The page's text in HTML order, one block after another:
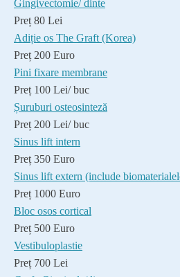
Gingivectomie/ dinte
Preț 80 Lei
Adiție os The Graft (Korea)
Preț 200 Euro
Pini fixare membrane
Preț 100 Lei/ buc
Șuruburi osteosinteză
Preț 200 Lei/ buc
Sinus lift intern
Preț 350 Euro
Sinus lift extern (include
Preț 1000 Euro
Bloc osos cortical
Preț 500 Euro
Vestibuloplastie
Preț 700 Lei